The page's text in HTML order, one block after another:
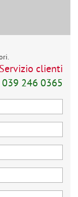
Servizio clienti
039 246 0365